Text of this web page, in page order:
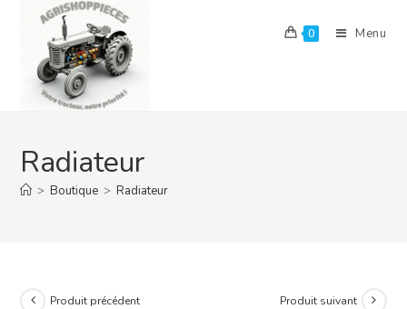
content
0 Menu
Radiateur
> Boutique > Radiateur
Produit précédent Produit suivant